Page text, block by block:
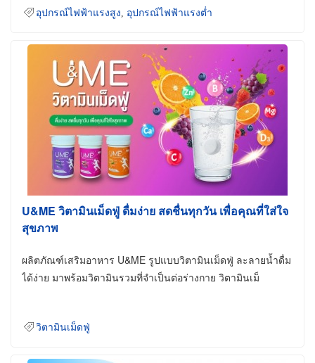
อุปกรณ์ไฟฟ้าแรงสูง อุปกรณ์ไฟฟ้าแรงต่ำ
U&ME วิตามินเม็ดฟู่ ดื่มง่าย สดชื่นทุกวัน เพื่อคุณที่ใส่ใจ
สุขภาพ
ผลิตภัณฑ์เสริมอาหาร U&ME รูปแบบวิตามินเม็ดฟู่ ละลายน้ำดื่ม
ได้ง่าย มาพร้อมวิตามินรวมที่จำเป็นต่อร่างกาย วิตามินเม็
วิตามินเม็ดฟู่